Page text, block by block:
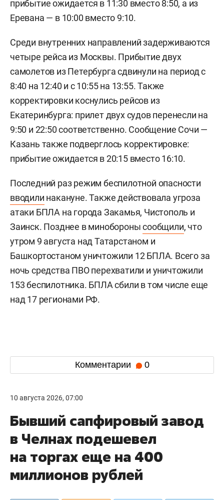
прибытие ожидается в 11:30 вместо 8:50, а из
Еревана — в 10:00 вместо 9:10.
Среди внутренних направлений задерживаются
четыре рейса из Москвы. Прибытие двух
самолетов из Петербурга сдвинули на период с
8:40 на 12:40 и с 10:55 на 13:55. Также
корректировки коснулись рейсов из
Екатеринбурга: прилет двух судов перенесли на
9:50 и 22:50 соответственно. Сообщение Сочи —
Казань также подверглось корректировке:
прибытие ожидается в 20:15 вместо 16:10.
Последний раз режим беспилотной опасности
вводили накануне. Также действовала угроза
атаки БПЛА на города Закамья, Чистополь и
Заинск. Позднее в миноборонысообщили, что
утром 9 августа над Татарстаном и
Башкортостаном уничтожили 12 БПЛА. Всего за
ночь средства ПВО перехватили и уничтожили
153 беспилотника. БПЛА сбили в том числе еще
над 17 регионами РФ.
Комментарии 0
10 августа 2026, 07:00
Бывший сапфировый завод
в Челнах подешевел
на торгах еще на 400
миллионов рублей